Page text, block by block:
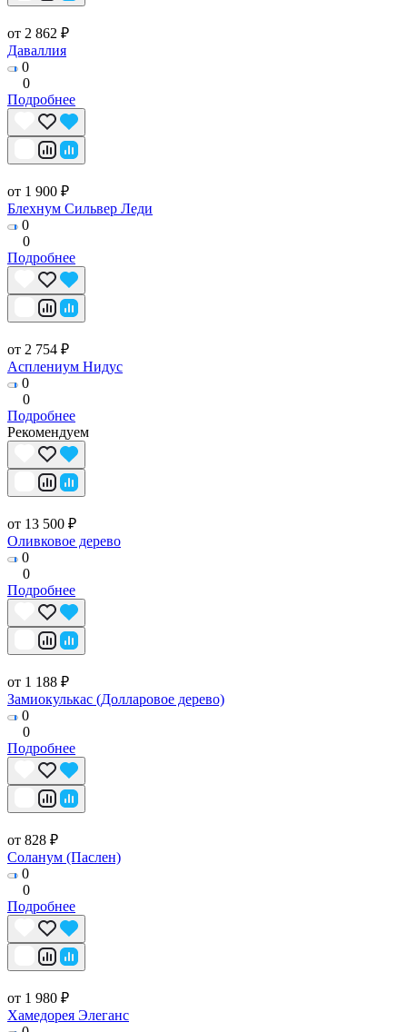
от 2 862 ₽
Даваллия
0
0
Подробнее
от 1 900 ₽
Блехнум Сильвер Леди
0
0
Подробнее
от 2 754 ₽
Асплениум Нидус
0
0
Подробнее
Рекомендуем
от 13 500 ₽
Оливковое дерево
0
0
Подробнее
от 1 188 ₽
Замиокулькас (Долларовое дерево)
0
0
Подробнее
от 828 ₽
Соланум (Паслен)
0
0
Подробнее
от 1 980 ₽
Хамедорея Элеганс